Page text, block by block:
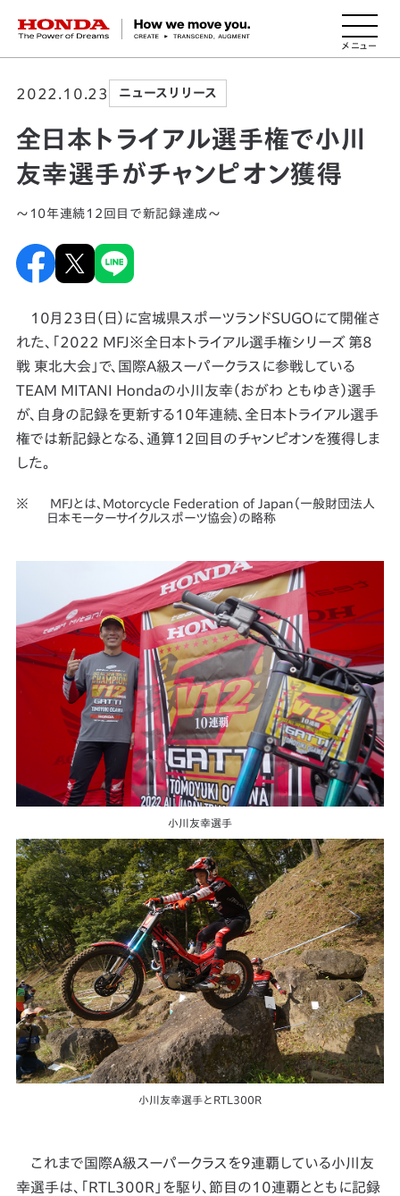
HONDA The Power of Dreams
2022.10.23 ニュースリリース
全日本トライアル選手権で小川
友幸選手がチャンピオン獲得
～10年連続12回目で新記録達成～
10月23日（日）に宮城県スポーツランドSUGOにて開催さ
れた、「2022 MFJ※全日本トライアル選手権シリーズ 第8
戦 東北大会」で、国際A級スーパークラスに参戦している
TEAM MITANI Hondaの小川友幸（おがわ ともゆき）選手
が、自身の記録を更新する10年連続、全日本トライアル選手
権では新記録となる、通算12回目のチャンピオンを獲得しま
した。
MFJとは、Motorcycle Federation of Japan（一般財団法人
日本モーターサイクルスポーツ協会）の略称
小川友幸選手
小川友幸選手とRTL300R
これまで国際A級スーパークラスを9連覇している小川友
幸選手は、「RTL300R」を駆り、節目の10連覇とともに記録